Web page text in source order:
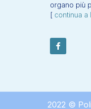
organo più
[ continua a
2022 ©